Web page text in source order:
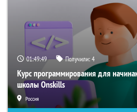
01:49:48 Получили:4
Курс программирования для
школы Onskills
Россия